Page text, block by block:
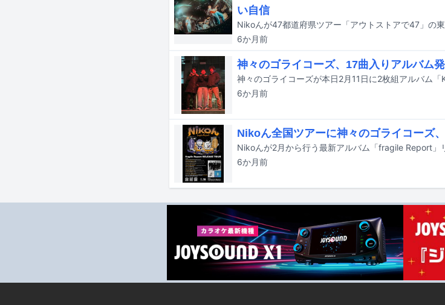
い自信
6か月前
神々のゴライコーズ、17曲入りアルバム
神々のゴライコーズが本日2月11日に2枚組アルバム
6か月前
Nikoん全国ツアーに神々のゴライコーズ
Nikoんが2月から行う最新アルバム「fragile Report」
6か月前